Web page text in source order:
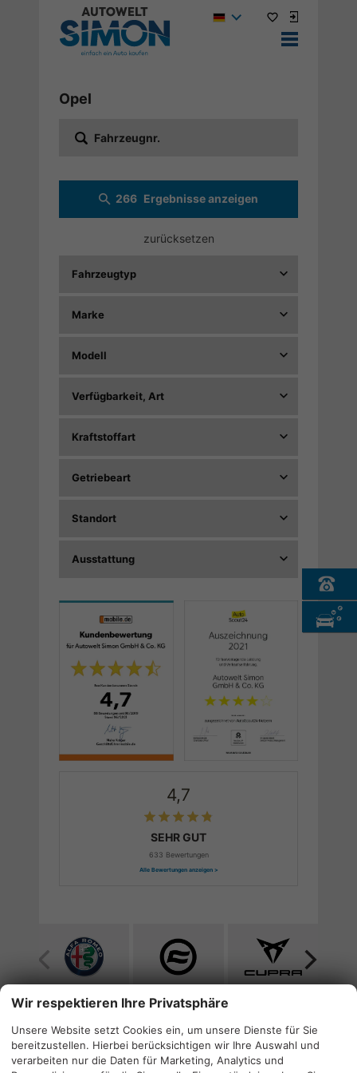
Opel
Fahrzeugtyp
Marke
Modell
Verfügbarkeit, Art
Kraftstoffart
Getriebeart
Standort
Ausstattung
266 Ergebnisse anzeigen
zurücksetzen
4,7
SEHR GUT
633 Bewertungen
Alle Bewertungen anzeigen >
Alle
Fahrzeuge
von
Romeo
anzeigen
Alle
Fahrzeuge
von
Moto
anzeigen
Alle
Fahrzeuge
anzeigen
Quicklinks
Wir respektieren Ihre Privatsphäre
Unsere Website setzt Cookies ein, um unsere Dienste für Sie
bereitzustellen. Hierbei berücksichtigen wir Ihre Auswahl und
verarbeiten nur die Daten für Marketing, Analytics und